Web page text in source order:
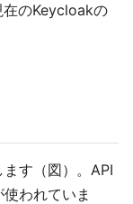
在のKeycloakの
す（図）。API
われていま